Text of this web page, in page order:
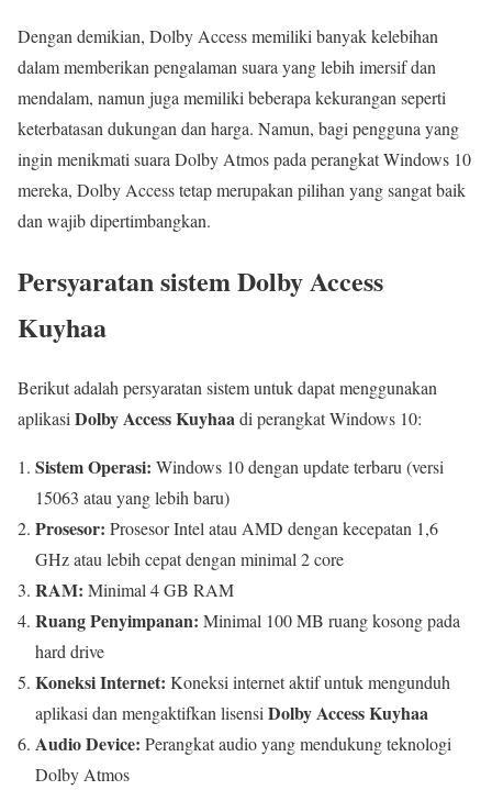
Dengan demikian, Dolby Access memiliki banyak kelebihan
dalam memberikan pengalaman suara yang lebih imersif dan
mendalam, namun juga memiliki beberapa kekurangan seperti
keterbatasan dukungan dan harga. Namun, bagi pengguna yang
ingin menikmati suara Dolby Atmos pada perangkat Windows 10
mereka, Dolby Access tetap merupakan pilihan yang sangat baik
dan wajib dipertimbangkan.
Persyaratan sistem Dolby Access
Kuyhaa
Berikut adalah persyaratan sistem untuk dapat menggunakan
aplikasi Dolby Access Kuyhaadi perangkat Windows 10:
Sistem Operasi: Windows 10 dengan update terbaru (versi
15063 atau yang lebih baru)
Prosesor: Prosesor Intel atau AMD dengan kecepatan 1,6
GHz atau lebih cepat dengan minimal 2 core
RAM: Minimal 4 GB RAM
Ruang Penyimpanan: Minimal 100 MB ruang kosong pada
hard drive
Koneksi Internet: Koneksi internet aktif untuk mengunduh
aplikasi dan mengaktifkan lisensi Dolby Access Kuyhaa
Audio Device: Perangkat audio yang mendukung teknologi
Dolby Atmos